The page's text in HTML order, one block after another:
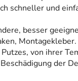
schneller und
besser
von ihrer
der